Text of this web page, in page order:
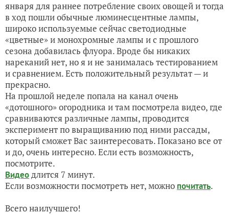
января для раннее потребление своих овощей и тогда
в ход пошли обычные люминесцентные лампы,
широко используемые сейчас светодиодные
«цветные» и монохромные лампы и с прошлого
сезона добавилась флуора. Вроде бы никаких
нареканий нет, но я и не занималась тестированием
и сравнением. Есть положительный результат — и
прекрасно.
На прошлой неделе попала на канал очень
«дотошного» огородника и там посмотрела видео, где
сравниваются различные лампы, проводится
эксперимент по выращиванию под ними рассады,
который сможет Вас заинтересовать. Показано все от
и до, очень интересно. Если есть возможность,
посмотрите.
Видеодлится 7 минут.
Если возможности посмотреть нет, можно почитать.
Всего наилучшего!